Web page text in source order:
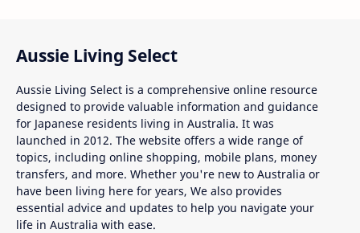
Aussie Living Select
Aussie Living Select is a comprehensive online resource
designed to provide valuable information and guidance
for Japanese residents living in Australia. It was
launched in 2012. The website offers a wide range of
topics, including online shopping, mobile plans, money
transfers, and more. Whether you're new to Australia or
have been living here for years, We also provides
essential advice and updates to help you navigate your
life in Australia with ease.